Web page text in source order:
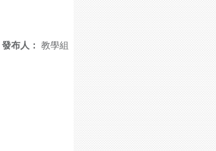
發布人： 教學組